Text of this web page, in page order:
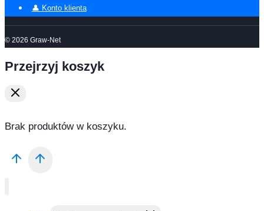
👤 Konto klienta
© 2026 Graw-Net
Przejrzyj koszyk
Brak produktów w koszyku.